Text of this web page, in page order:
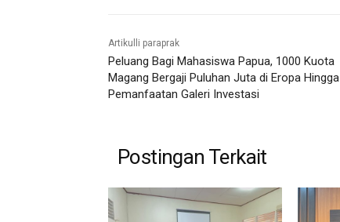
Artikulli paraprak
Peluang Bagi Mahasiswa Papua, 1000 Kuota
Magang Bergaji Puluhan Juta di Eropa Hingga
Pemanfaatan Galeri Investasi
Postingan Terkait